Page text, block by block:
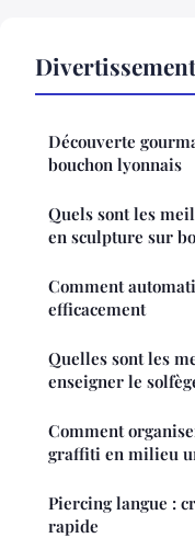
Découverte
bouchon lyonnais
Quels sont les
en sculpture sur
Comment
efficacement
Quelles sont les
enseigner le
Comment
graffiti en milieu
Piercing langue :
rapide